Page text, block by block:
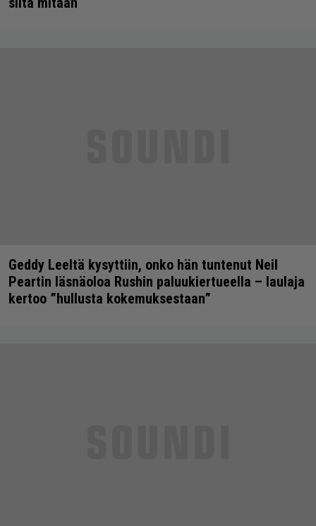
Geddy Leeltä kysyttiin, onko hän tuntenut Neil
Peartin läsnäoloa Rushin paluukiertueella – laulaja
kertoo ”hullusta kokemuksestaan”